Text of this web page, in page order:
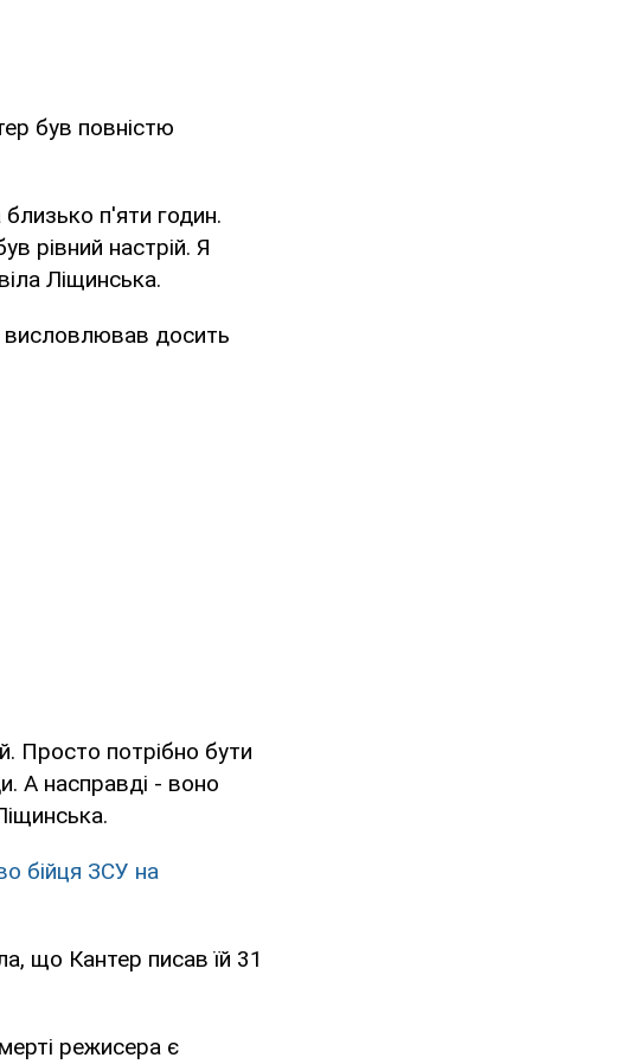
був повністю
близько п'яти годин.
рівний настрій. Я
Ліщинська.
висловлював досить
Просто потрібно бути
А насправді - воно
бійця ЗСУ на
що Кантер писав їй 31
режисера є